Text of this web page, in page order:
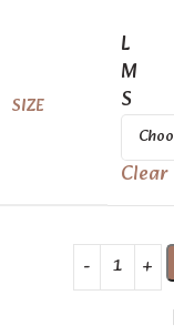
SIZE
L
M
S
Clear